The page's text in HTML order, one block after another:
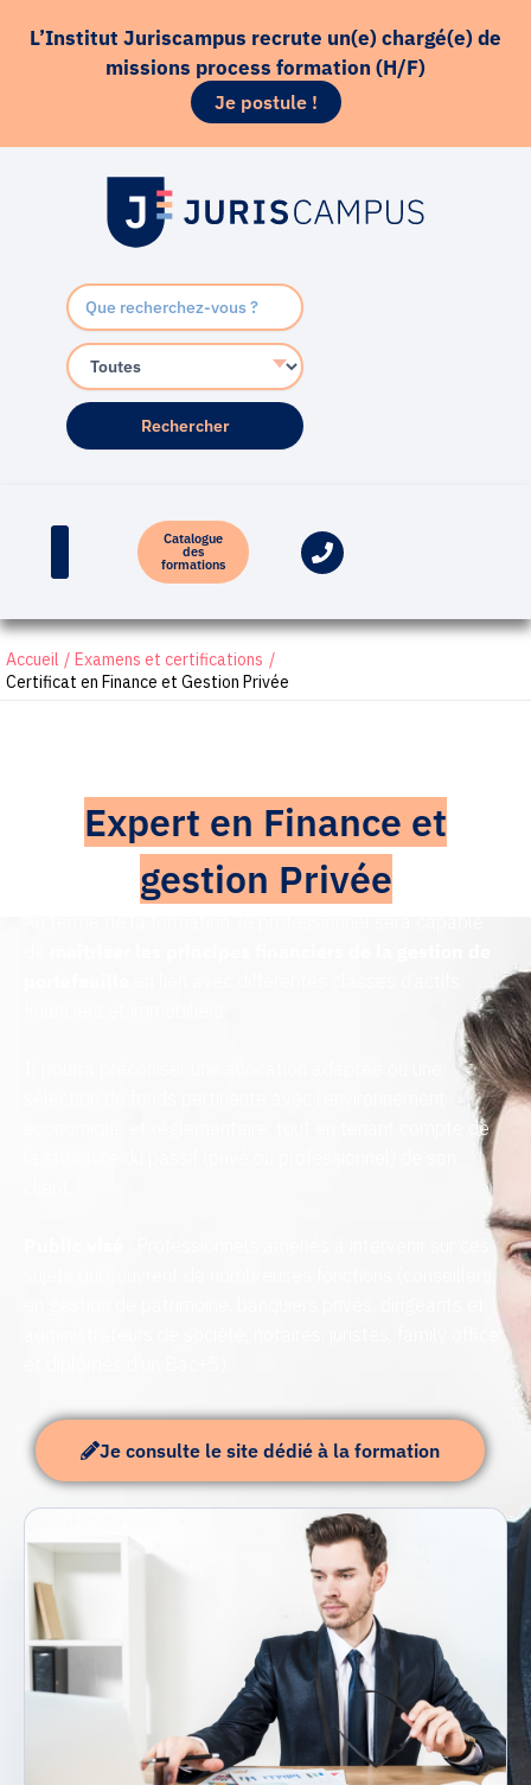
principal
L’Institut Juriscampus recrute un(e) chargé(e) de
missions process formation (H/F)
Je postule !
Catalogue
des
formations
Accueil
Examens et certifications
Certificat en Finance et Gestion Privée
Expert en Finance et
gestion Privée
économique et réglementaire, tout en tenant compte de
Je consulte le site dédié à la formation